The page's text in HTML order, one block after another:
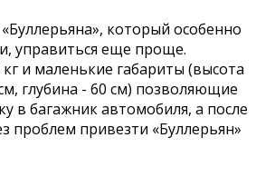
который особенно
управиться еще проще.
и маленькие габариты (высота
глубина - 60 см) позволяющие
в багажник автомобиля, а после
проблем привезти «Буллерьян»